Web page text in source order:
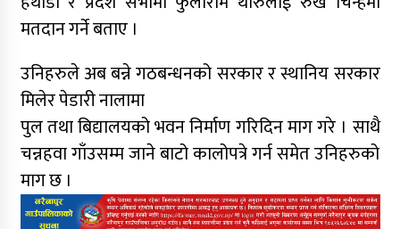
मतदान गर्ने बताए ।
उनिहरुले अब बन्ने गठबन्धनको सरकार र स्थानिय सरकार
मिलेर पेडारी नालामा
पुल तथा बिद्यालयको भवन निर्माण गरिदिन माग गरे । साथै
चन्नहवा गाँउसम्म जाने बाटो कालोपत्रे गर्न समेत उनिहरुको
माग छ ।